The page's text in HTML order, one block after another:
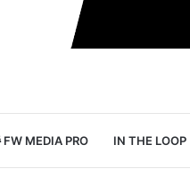
FW MEDIA PRO IN THE LOOP